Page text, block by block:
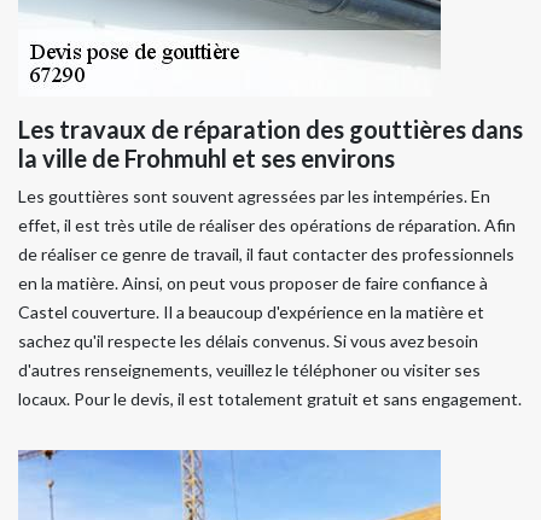
Les travaux de réparation des gouttières dans
la ville de Frohmuhl et ses environs
Les gouttières sont souvent agressées par les intempéries. En
effet, il est très utile de réaliser des opérations de réparation. Afin
de réaliser ce genre de travail, il faut contacter des professionnels
en la matière. Ainsi, on peut vous proposer de faire confiance à
Castel couverture. Il a beaucoup d'expérience en la matière et
sachez qu'il respecte les délais convenus. Si vous avez besoin
d'autres renseignements, veuillez le téléphoner ou visiter ses
locaux. Pour le devis, il est totalement gratuit et sans engagement.